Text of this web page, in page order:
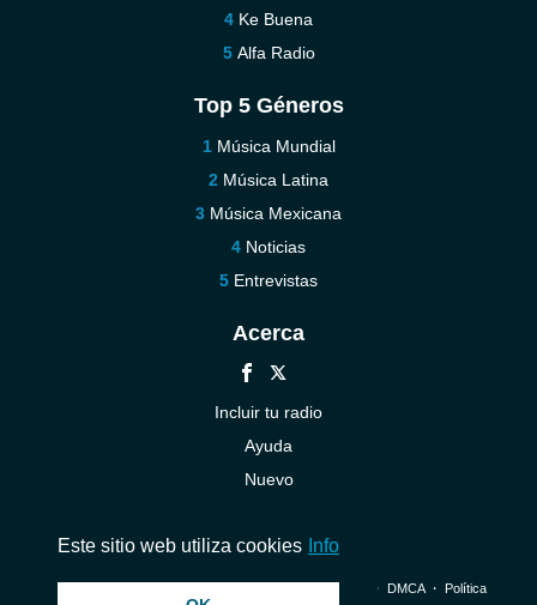
Ke Buena
Alfa Radio
Top 5 Géneros
Música Mundial
Música Latina
Música Mexicana
Noticias
Entrevistas
Acerca
Incluir tu radio
Ayuda
Nuevo
© 2026 InstantAudio. Reservados todos los derechos. ・ DMCA・ Política
Este sitio web utiliza cookies Info